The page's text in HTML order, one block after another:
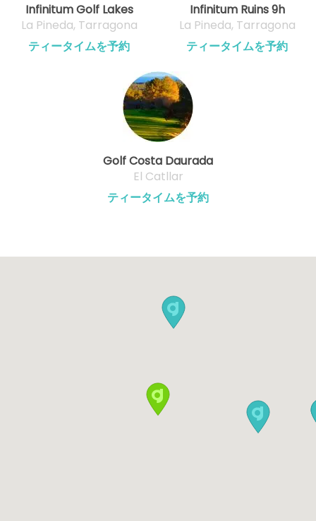
Infinitum Golf Lakes
La Pineda, Tarragona
ティータイムを予約
Infinitum Ruins 9h
La Pineda, Tarragona
ティータイムを予約
Golf Costa Daurada
El Catllar
ティータイムを予約